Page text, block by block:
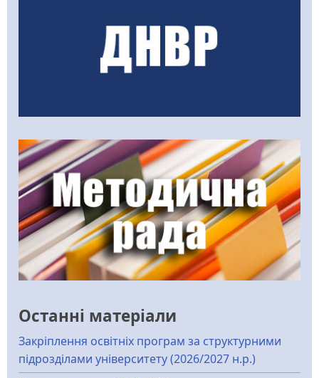
Останні матеріали
Закріплення освітніх програм за структурними
підрозділами університету (2026/2027 н.р.)